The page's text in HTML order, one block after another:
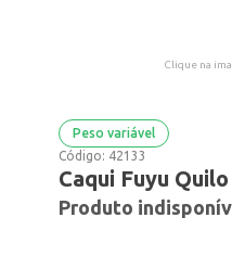
Clique na
Peso variável
Código: 42133
Caqui Fuyu Quilo
Produto